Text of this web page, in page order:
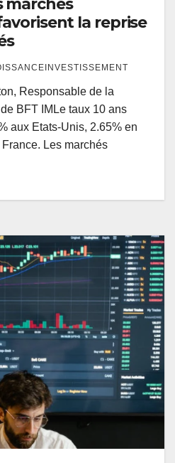
marchés
la reprise
Responsable de la
BFT IMLe taux 10 ans
aux Etats-Unis, 2.65% en
Les marchés